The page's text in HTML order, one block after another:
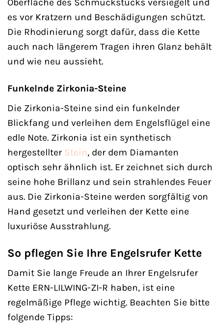
Oberfläche des Schmuckstücks versiegelt und
es vor Kratzern und Beschädigungen schützt.
Die Rhodinierung sorgt dafür, dass die Kette
auch nach längerem Tragen ihren Glanz behält
und wie neu aussieht.
Funkelnde Zirkonia-Steine
Die Zirkonia-Steine sind ein funkelnder
Blickfang und verleihen dem Engelsflügel eine
edle Note. Zirkonia ist ein synthetisch
hergestellter Stein, der dem Diamanten
optisch sehr ähnlich ist. Er zeichnet sich durch
seine hohe Brillanz und sein strahlendes Feuer
aus. Die Zirkonia-Steine werden sorgfältig von
Hand gesetzt und verleihen der Kette eine
luxuriöse Ausstrahlung.
So pflegen Sie Ihre Engelsrufer Kette
Damit Sie lange Freude an Ihrer Engelsrufer
Kette ERN-LILWING-ZI-R haben, ist eine
regelmäßige Pflege wichtig. Beachten Sie bitte
folgende Tipps: